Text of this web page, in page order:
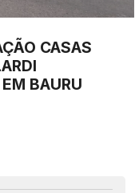
CASAS
BAURU